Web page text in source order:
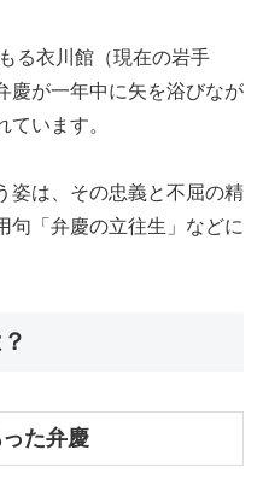
る衣川館（現在の岩手
慶が一年中に矢を浴びなが
います。
姿は、その忠義と不屈の精
句「弁慶の立往生」などに
た弁慶